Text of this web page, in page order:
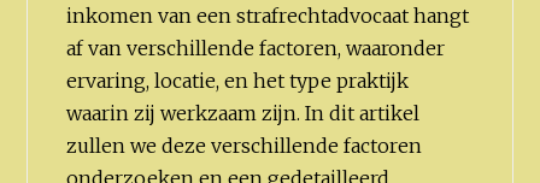
inkomen van een strafrechtadvocaat hangt
af van verschillende factoren, waaronder
ervaring, locatie, en het type praktijk
waarin zij werkzaam zijn. In dit artikel
zullen we deze verschillende factoren
onderzoeken en een gedetailleerd